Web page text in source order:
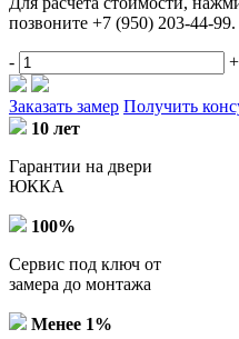
позвоните +7 (950) 203-44-99.
- +
Заказать замер Получить
10 лет
Гарантии на двери
ЮККА
100%
Сервис под ключ от
замера до монтажа
Менее 1%